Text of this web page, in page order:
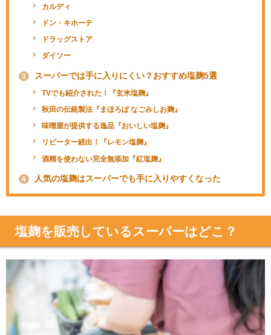
カルディ
ドン・キホーテ
ドラッグストア
ダイソー
3 スーパーでは手に入りにくい？おすすめ塩麹5選
TVでも紹介された！『玄米塩麹』
秋田の伝統製法『まほろば なごみしお麹』
味噌屋が提供する逸品『おいしい塩麹』
リピーター続出！『レモン塩麹』
酒精を使わない完全無添加『紅塩麹』
4 人気の塩麹はスーパーでも手に入りやすくなった
塩麹を販売しているスーパーはどこ？